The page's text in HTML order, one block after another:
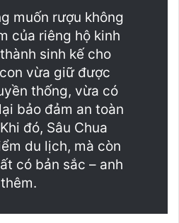
muốn rượu không
của riêng hộ kinh
sinh kế cho
vừa giữ được
thống, vừa có
bảo đảm an toàn
đó, Sâu Chua
du lịch, mà còn
có bản sắc – anh